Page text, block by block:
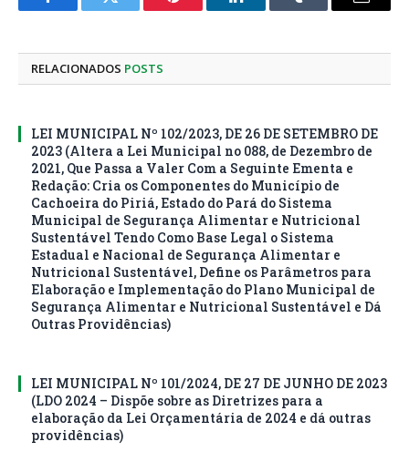
FacebookTwitter Pinterest LinkedInTumblr
E-
RELACIONADOS POSTS
LEI MUNICIPAL Nº 102/2023, DE 26 DE SETEMBRO DE
2023 (Altera a Lei Municipal no 088, de Dezembro de
2021, Que Passa a Valer Com a Seguinte Ementa e
Redação: Cria os Componentes do Município de
Cachoeira do Piriá, Estado do Pará do Sistema
Municipal de Segurança Alimentar e Nutricional
Sustentável Tendo Como Base Legal o Sistema
Estadual e Nacional de Segurança Alimentar e
Nutricional Sustentável, Define os Parâmetros para
Elaboração e Implementação do Plano Municipal de
Segurança Alimentar e Nutricional Sustentável e Dá
Outras Providências)
LEI MUNICIPAL Nº 101/2024, DE 27 DE JUNHO DE 2023
(LDO 2024 – Dispõe sobre as Diretrizes para a
elaboração da Lei Orçamentária de 2024 e dá outras
providências)